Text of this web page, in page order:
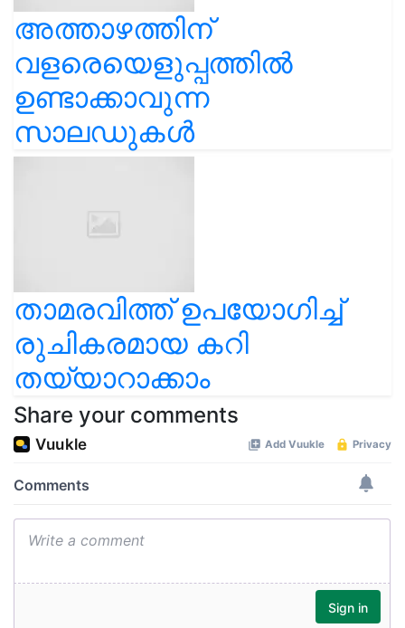
അത്താഴത്തിന്
വളരെയെളുപ്പത്തിൽ
ഉണ്ടാക്കാവുന്ന
സാലഡുകൾ
താമരവിത്ത് ഉപയോഗിച്ച്
രുചികരമായ കറി
തയ്യാറാക്കാം
Share your comments